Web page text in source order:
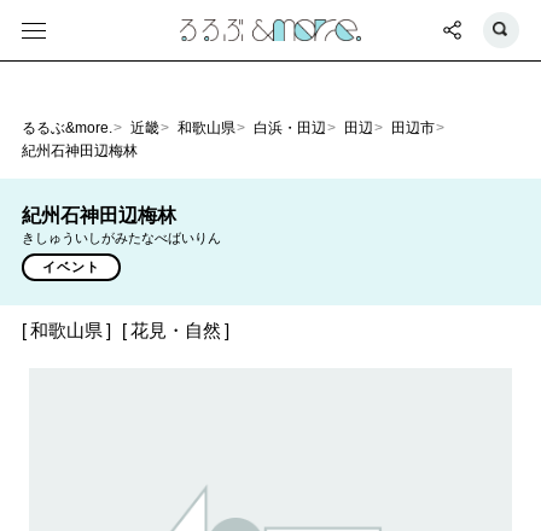
るるぶ&more. 近畿 和歌山県 白浜・田辺 田辺
田辺市
紀州石神田辺梅林
紀州石神田辺梅林
きしゅういしがみたなべばいりん
イベント
和歌山県 花見・自然